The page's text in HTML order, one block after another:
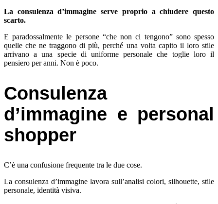
La consulenza d’immagine serve proprio a chiudere questo
scarto.
E paradossalmente le persone “che non ci tengono” sono spesso
quelle che ne traggono di più, perché una volta capito il loro stile
arrivano a una specie di uniforme personale che toglie loro il
pensiero per anni. Non è poco.
Consulenza
d’immagine e personal
shopper
C’è una confusione frequente tra le due cose.
La consulenza d’immagine lavora sull’analisi colori, silhouette, stile
personale, identità visiva.